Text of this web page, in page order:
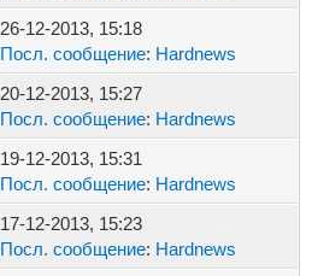
26-12-2013, 15:18
Посл. сообщение: Hardnews
20-12-2013, 15:27
Посл. сообщение: Hardnews
19-12-2013, 15:31
Посл. сообщение: Hardnews
17-12-2013, 15:23
Посл. сообщение: Hardnews